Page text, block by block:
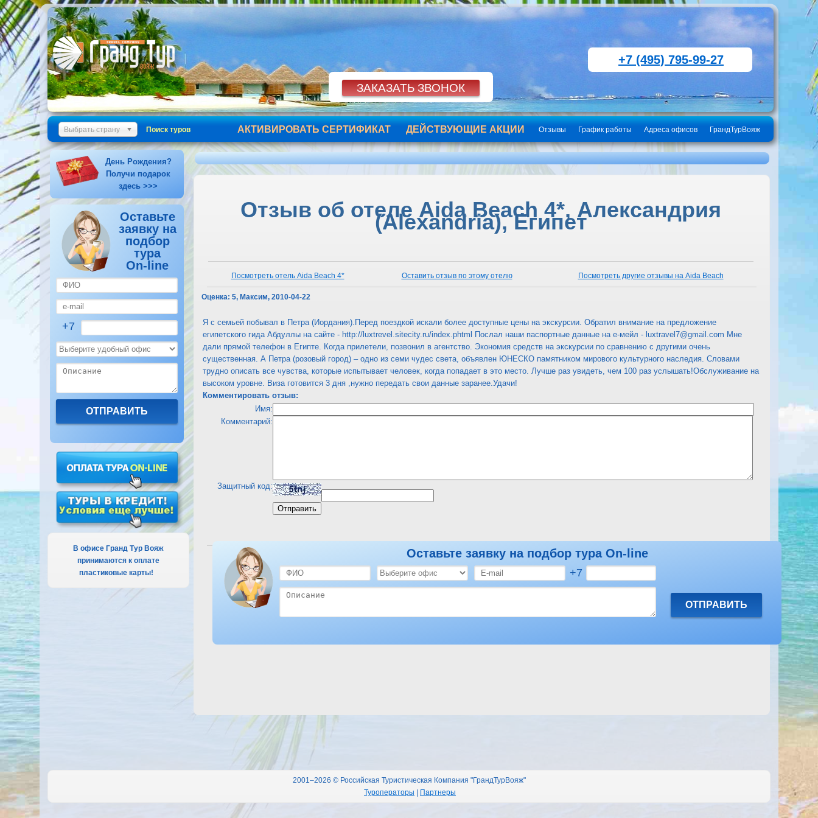
+7 (495) 795-99-27
Выбрать страну Поиск туров ГрандТурВояж
Адреса офисов
График работы
Отзывы
ДЕЙСТВУЮЩИЕ АКЦИИ
АКТИВИРОВАТЬ СЕРТИФИКАТ
День Рождения?
Получи подарок
здесь >>>
Оставьте
заявку на
подбор
тура
On-line
+7
В офисе Гранд Тур Вояж
принимаются к оплате
пластиковые карты!
Отзыв об отеле Aida Beach 4*, Александрия
(Alexandria), Египет
Посмотреть отель Aida Beach 4* Оставить отзыв по этому отелю Посмотреть другие отзывы на Aida Beach
Оценка: 5, Максим, 2010-04-22
Я с семьей побывал в Петра (Иордания).Перед поездкой искали более доступные цены на экскурсии. Обратил внимание на предложение
египетского гида Абдуллы на сайте - http://luxtrevel.sitecity.ru/index.phtml Послал наши паспортные данные на е-мейл - luxtravel7@gmail.com Мне
дали прямой телефон в Египте. Когда прилетели, позвонил в агентство. Экономия средств на экскурсии по сравнению с другими очень
существенная. А Петра (розовый город) – одно из семи чудес света, объявлен ЮНЕСКО памятником мирового культурного наследия. Словами
трудно описать все чувства, которые испытывает человек, когда попадает в это место. Лучше раз увидеть, чем 100 раз услышать!Обслуживание на
высоком уровне. Виза готовится 3 дня ,нужно передать свои данные заранее.Удачи!
Комментировать отзыв:
Имя:
Комментарий:
Защитный код:
Посмотреть отель Aida Beach 4* Оставить отзыв по этому отелю Посмотреть другие отзывы на Aida Beach
Оставьте заявку на подбор тура On-line
+7
2001–2026 © Российская Туристическая Компания "ГрандТурВояж"
Туроператоры
Партнеры